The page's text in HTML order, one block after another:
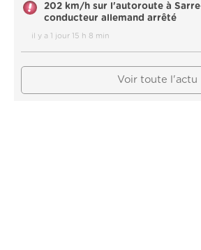
202 km/h sur l'autoroute à
conducteur allemand arrêté
il y a 1 jour 15 h 8 min
Voir toute l'actu